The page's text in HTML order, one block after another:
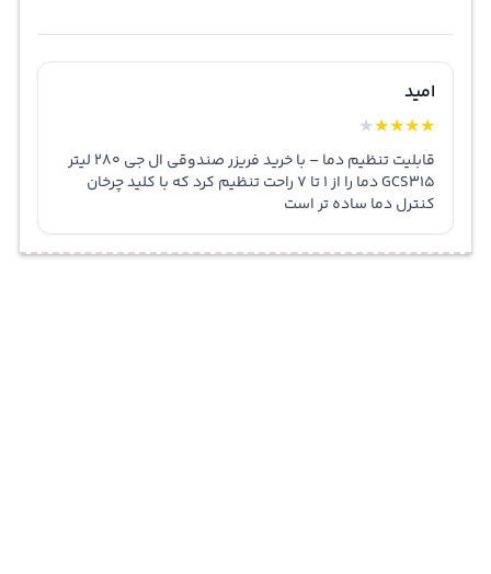
امید
★
★
★
★
★
قابلیت تنظیم دما – با خرید فریزر صندوقی ال جی 280 لیتر
GCS315 دما را از 1 تا 7 راحت تنظیم کرد که با کلید چرخان
کنترل دما ساده تر است